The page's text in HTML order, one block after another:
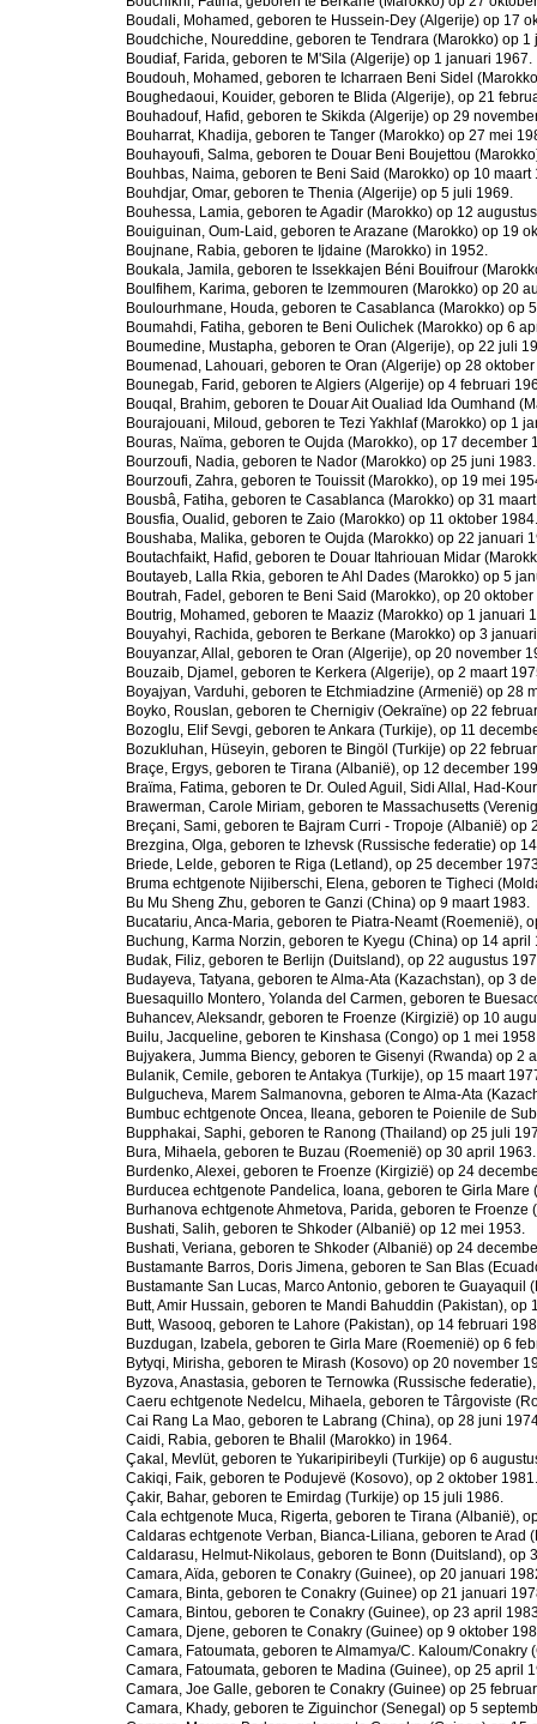
Boudali, Mohamed, geboren te Hussein-Dey (Algerije) op 17
Boudchiche, Noureddine, geboren te Tendrara (Marokko) op 1
Boudiaf, Farida, geboren te M'Sila (Algerije) op 1 januari 1967.
Boudouh, Mohamed, geboren te Icharraen Beni Sidel
Boughedaoui, Kouider, geboren te Blida (Algerije), op 21
Bouhadouf, Hafid, geboren te Skikda (Algerije) op 29
Bouharrat, Khadija, geboren te Tanger (Marokko) op 27 mei
Bouhayoufi, Salma, geboren te Douar Beni Boujettou
Bouhbas, Naima, geboren te Beni Said (Marokko) op 10 maart
Bouhdjar, Omar, geboren te Thenia (Algerije) op 5 juli 1969.
Bouhessa, Lamia, geboren te Agadir (Marokko) op 12
Bouiguinan, Oum-Laid, geboren te Arazane (Marokko) op 19
Boujnane, Rabia, geboren te Ijdaine (Marokko) in 1952.
Boukala, Jamila, geboren te Issekkajen Béni Bouifrour
Boulfihem, Karima, geboren te Izemmouren (Marokko) op 20
Boulourhmane, Houda, geboren te Casablanca (Marokko) op
Boumahdi, Fatiha, geboren te Beni Oulichek (Marokko) op 6
Boumedine, Mustapha, geboren te Oran (Algerije), op 22 juli
Boumenad, Lahouari, geboren te Oran (Algerije) op 28
Bounegab, Farid, geboren te Algiers (Algerije) op 4 februari
Bouqal, Brahim, geboren te Douar Ait Oualiad Ida Oumhand
Bourajouani, Miloud, geboren te Tezi Yakhlaf (Marokko) op 1
Bouras, Naïma, geboren te Oujda (Marokko), op 17 december
Bourzoufi, Nadia, geboren te Nador (Marokko) op 25 juni 1983.
Bourzoufi, Zahra, geboren te Touissit (Marokko), op 19 mei
Bousbâ, Fatiha, geboren te Casablanca (Marokko) op 31
Bousfia, Oualid, geboren te Zaio (Marokko) op 11 oktober 1984.
Boushaba, Malika, geboren te Oujda (Marokko) op 22 januari
Boutachfaikt, Hafid, geboren te Douar Itahriouan Midar
Boutayeb, Lalla Rkia, geboren te Ahl Dades (Marokko) op 5
Boutrah, Fadel, geboren te Beni Said (Marokko), op 20 oktober
Boutrig, Mohamed, geboren te Maaziz (Marokko) op 1 januari
Bouyahyi, Rachida, geboren te Berkane (Marokko) op 3
Bouyanzar, Allal, geboren te Oran (Algerije), op 20 november
Bouzaib, Djamel, geboren te Kerkera (Algerije), op 2 maart
Boyajyan, Varduhi, geboren te Etchmiadzine (Armenië) op 28
Boyko, Rouslan, geboren te Chernigiv (Oekraïne) op 22
Bozoglu, Elif Sevgi, geboren te Ankara (Turkije), op 11
Bozukluhan, Hüseyin, geboren te Bingöl (Turkije) op 22
Braçe, Ergys, geboren te Tirana (Albanië), op 12 december
Braïma, Fatima, geboren te Dr. Ouled Aguil, Sidi Allal, Had-
Brawerman, Carole Miriam, geboren te Massachusetts
Breçani, Sami, geboren te Bajram Curri - Tropoje (Albanië) op
Brezgina, Olga, geboren te Izhevsk (Russische federatie) op
Briede, Lelde, geboren te Riga (Letland), op 25 december
Bruma echtgenote Nijiberschi, Elena, geboren te Tigheci
Bu Mu Sheng Zhu, geboren te Ganzi (China) op 9 maart 1983.
Bucatariu, Anca-Maria, geboren te Piatra-Neamt (Roemenië),
Buchung, Karma Norzin, geboren te Kyegu (China) op 14 april
Budak, Filiz, geboren te Berlijn (Duitsland), op 22 augustus
Budayeva, Tatyana, geboren te Alma-Ata (Kazachstan), op 3
Buesaquillo Montero, Yolanda del Carmen, geboren te
Buhancev, Aleksandr, geboren te Froenze (Kirgizië) op 10
Builu, Jacqueline, geboren te Kinshasa (Congo) op 1 mei
Bujyakera, Jumma Biency, geboren te Gisenyi (Rwanda) op 2
Bulanik, Cemile, geboren te Antakya (Turkije), op 15 maart
Bulgucheva, Marem Salmanovna, geboren te Alma-Ata
Bumbuc echtgenote Oncea, Ileana, geboren te Poienile de
Bupphakai, Saphi, geboren te Ranong (Thailand) op 25 juli
Bura, Mihaela, geboren te Buzau (Roemenië) op 30 april 1963.
Burdenko, Alexei, geboren te Froenze (Kirgizië) op 24
Burducea echtgenote Pandelica, Ioana, geboren te Girla
Burhanova echtgenote Ahmetova, Parida, geboren te
Bushati, Salih, geboren te Shkoder (Albanië) op 12 mei 1953.
Bushati, Veriana, geboren te Shkoder (Albanië) op 24
Bustamante Barros, Doris Jimena, geboren te San Blas
Bustamante San Lucas, Marco Antonio, geboren te Guayaquil
Butt, Amir Hussain, geboren te Mandi Bahuddin (Pakistan), op
Butt, Wasooq, geboren te Lahore (Pakistan), op 14 februari
Buzdugan, Izabela, geboren te Girla Mare (Roemenië) op 6
Bytyqi, Mirisha, geboren te Mirash (Kosovo) op 20 november
Byzova, Anastasia, geboren te Ternowka (Russische
Caeru echtgenote Nedelcu, Mihaela, geboren te Târgoviste
Cai Rang La Mao, geboren te Labrang (China), op 28 juni
Caidi, Rabia, geboren te Bhalil (Marokko) in 1964.
Çakal, Mevlüt, geboren te Yukaripiribeyli (Turkije) op 6
Cakiqi, Faik, geboren te Podujevë (Kosovo), op 2 oktober 1981.
Çakir, Bahar, geboren te Emirdag (Turkije) op 15 juli 1986.
Cala echtgenote Muca, Rigerta, geboren te Tirana (Albanië),
Caldaras echtgenote Verban, Bianca-Liliana, geboren te Arad
Caldarasu, Helmut-Nikolaus, geboren te Bonn (Duitsland), op
Camara, Aïda, geboren te Conakry (Guinee), op 20 januari
Camara, Binta, geboren te Conakry (Guinee) op 21 januari
Camara, Bintou, geboren te Conakry (Guinee), op 23 april
Camara, Djene, geboren te Conakry (Guinee) op 9 oktober
Camara, Fatoumata, geboren te Almamya/C. Kaloum/Conakry
Camara, Fatoumata, geboren te Madina (Guinee), op 25 april
Camara, Joe Galle, geboren te Conakry (Guinee) op 25
Camara, Khady, geboren te Ziguinchor (Senegal) op 5